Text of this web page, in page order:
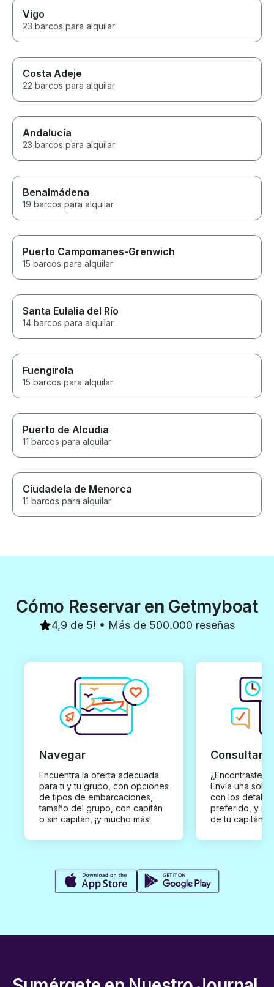
Vigo
23 barcos para alquilar
Costa Adeje
22 barcos para alquilar
Andalucía
23 barcos para alquilar
Benalmádena
19 barcos para alquilar
Puerto Campomanes-Grenwich
15 barcos para alquilar
Santa Eulalia del Río
14 barcos para alquilar
Fuengirola
15 barcos para alquilar
Puerto de Alcudia
11 barcos para alquilar
Ciudadela de Menorca
11 barcos para alquilar
Cómo Reservar en Getmyboat
4,9 de 5! • Más de 500.000 reseñas
Navegar
Encuentra la oferta adecuada
para ti y tu grupo, con opciones
de tipos de embarcaciones,
tamaño del grupo, con capitán
o sin capitán, ¡y mucho más!
Consultar
¿Encontraste
Envía una
con los
preferido, y
de tu capitán